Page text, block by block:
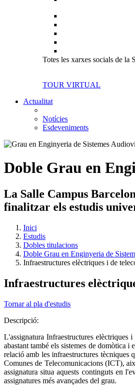
Totes les xarxes socials de la
TOUR VIRTUAL
Actualitat
Notícies
Esdeveniments
Doble Grau en
La Salle Campus
finalitzar els estudis
Inici
Estudis
Dobles titulacions
Doble Grau en Enginyeria de
Infraestructures elèctriques i de
Infraestructures
Tornar al pla d'estudis
Descripció:
L'assignatura Infraestructures elèctriques
abastant també els sistemes de domòtica
relació amb les infraestructures tècniques
Comunes de Telecomunicacions (ICT),
assignatura situa aquests continguts en
assignatures més avançades del grau.